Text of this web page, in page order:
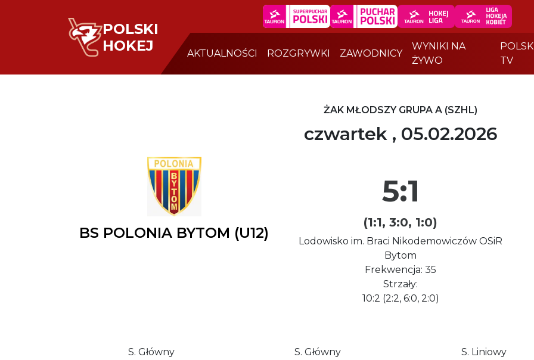
POLSKI
HOKEJ
AKTUALNOŚCI ROZGRYWKI ZAWODNICY
WYNIKI NA
ŻYWO
TV
ŻAK MŁODSZY GRUPA A (SZHL)
czwartek , 05.02.2026
BS POLONIA BYTOM (U12)
5:1
(1:1, 3:0, 1:0)
Lodowisko im. Braci Nikodemowiczów OSiR
Bytom
Frekwencja: 35
Strzały:
10:2 (2:2, 6:0, 2:0)
S. Główny
S. Główny
S. Liniowy